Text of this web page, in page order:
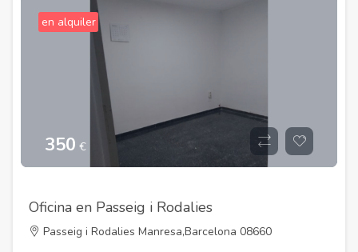
en alquiler
350 €
Oficina en Passeig i Rodalies
Passeig i Rodalies Manresa,Barcelona 08660